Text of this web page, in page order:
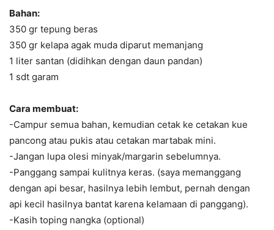
Bahan:
350 gr tepung beras
350 gr kelapa agak muda diparut memanjang
1 liter santan (didihkan dengan daun pandan)
1 sdt garam
Cara membuat:
-Campur semua bahan, kemudian cetak ke cetakan kue
pancong atau pukis atau cetakan martabak mini.
-Jangan lupa olesi minyak/margarin sebelumnya.
-Panggang sampai kulitnya keras. (saya memanggang
dengan api besar, hasilnya lebih lembut, pernah dengan
api kecil hasilnya bantat karena kelamaan di panggang).
-Kasih toping nangka (optional)